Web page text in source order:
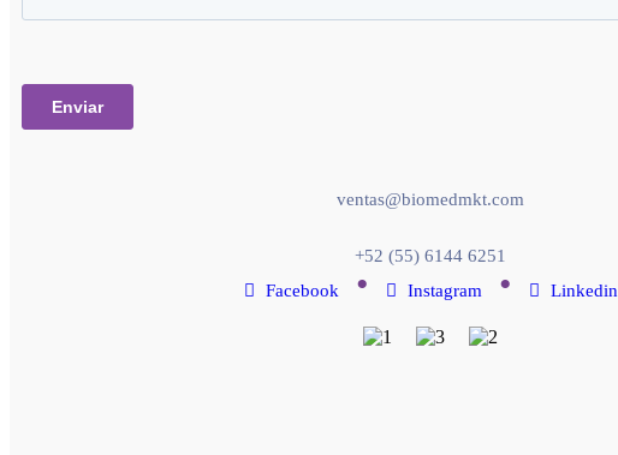
ventas@biomedmkt.com
+52 (55) 6144 6251
Facebook
• Instagram • Linkedin